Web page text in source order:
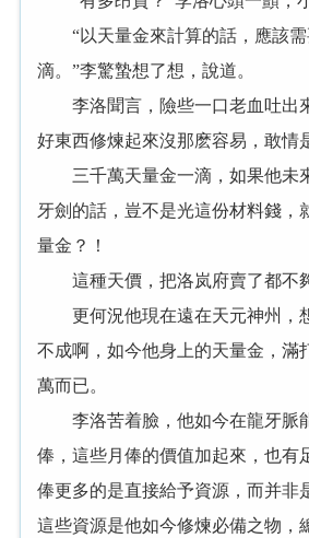
“以天量金來計算的話，應該需
滴。”李驚蟄想了想，說道。
李洛聞言，險些一口老血吐出
好東西修煉起來沒那麽容易，敢情
三千萬天量金一滴，如果他未
牙劍的話，豈不是光這份材料錢，
量金？！
這種天價，把洛岚府賣了都不夠
更何況他現在遠在天元神州，
不成啊，如今他身上的天量金，滿
萬而已。
李洛苦着臉，他如今在龍牙脈
俸，這些月俸的價值加起來，也有
俸更多的是直接給予資源，而并非
這些資源是他如今修煉必備之物，